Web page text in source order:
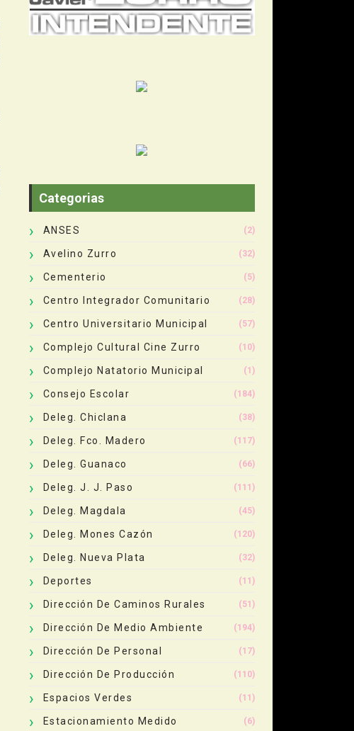
Categorias
ANSES (2)
Avelino Zurro (32)
Cementerio (5)
Centro Integrador Comunitario (28)
Centro Universitario Municipal (57)
Complejo Cultural Cine Zurro (10)
Complejo Natatorio Municipal (1)
Consejo Escolar (184)
Deleg. Chiclana (38)
Deleg. Fco. Madero (117)
Deleg. Guanaco (66)
Deleg. J. J. Paso (111)
Deleg. Magdala (45)
Deleg. Mones Cazón (120)
Deleg. Nueva Plata (32)
Deportes (11)
Dirección De Caminos Rurales (51)
Dirección De Medio Ambiente (194)
Dirección De Personal (17)
Dirección De Producción (110)
Espacios Verdes (11)
Estacionamiento Medido (6)